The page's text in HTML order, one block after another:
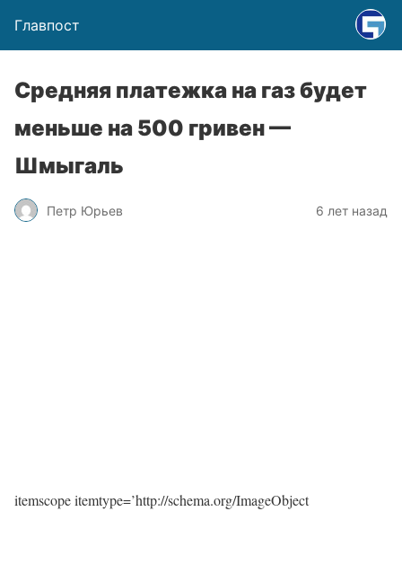
Главпост
Средняя платежка на газ будет
меньше на 500 гривен —
Шмыгаль
Петр Юрьев 6 лет назад
itemscope itemtype=’http://schema.org/ImageObject